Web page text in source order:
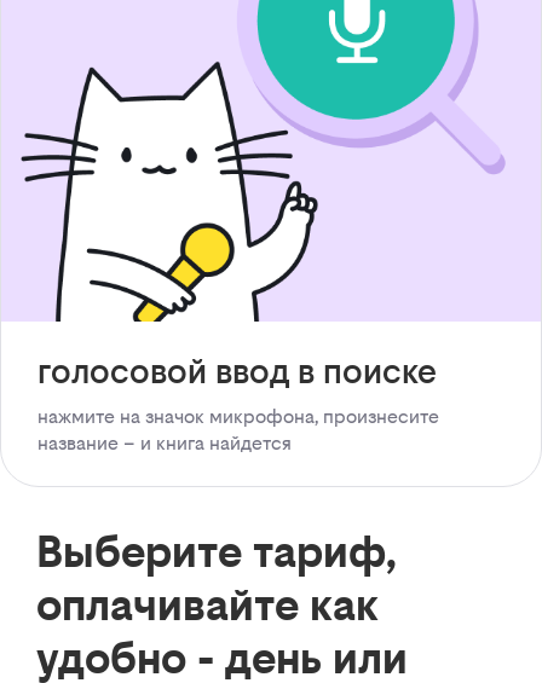
голосовой ввод в поиске
нажмите на значок микрофона, произнесите
название – и книга найдется
Выберите тариф,
оплачивайте как
удобно - день или